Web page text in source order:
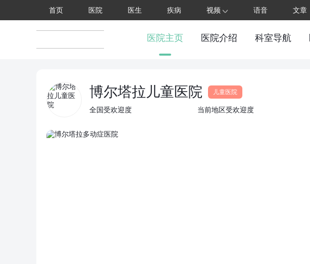
首页 医院 医生 疾病 视频 语音 文章
医院主页 医院介绍 科室导航
博尔塔拉儿童医院 儿童医院
全国受欢迎度 当前地区受欢迎度